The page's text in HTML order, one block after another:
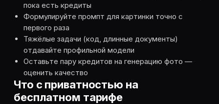
пока есть кредиты
Формулируйте промпт для картинки точно с
первого раза
Тяжёлые задачи (код, длинные документы)
отдавайте профильной модели
Оставьте пару кредитов на генерацию фото —
оценить качество
Что с приватностью на
бесплатном тарифе